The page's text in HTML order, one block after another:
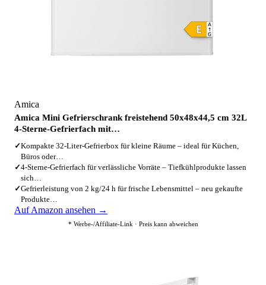
Amica
Amica Mini Gefrierschrank freistehend 50x48x44,5 cm 32L
4‑Sterne‑Gefrierfach mit…
✓Kompakte 32‑Liter‑Gefrierbox für kleine Räume – ideal für Küchen,
Büros oder…
✓4‑Sterne‑Gefrierfach für verlässliche Vorräte – Tiefkühlprodukte lassen
sich…
✓Gefrierleistung von 2 kg/24 h für frische Lebensmittel – neu gekaufte
Produkte…
Auf Amazon ansehen →
* Werbe-/Affiliate-Link · Preis kann abweichen